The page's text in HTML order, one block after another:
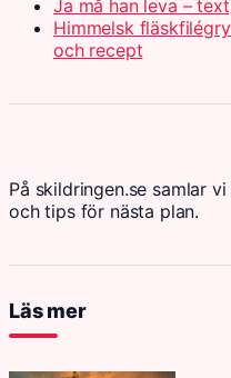
Ja må han leva –
Himmelsk
och recept
På skildringen.se samlar
och tips för nästa plan.
Läs mer